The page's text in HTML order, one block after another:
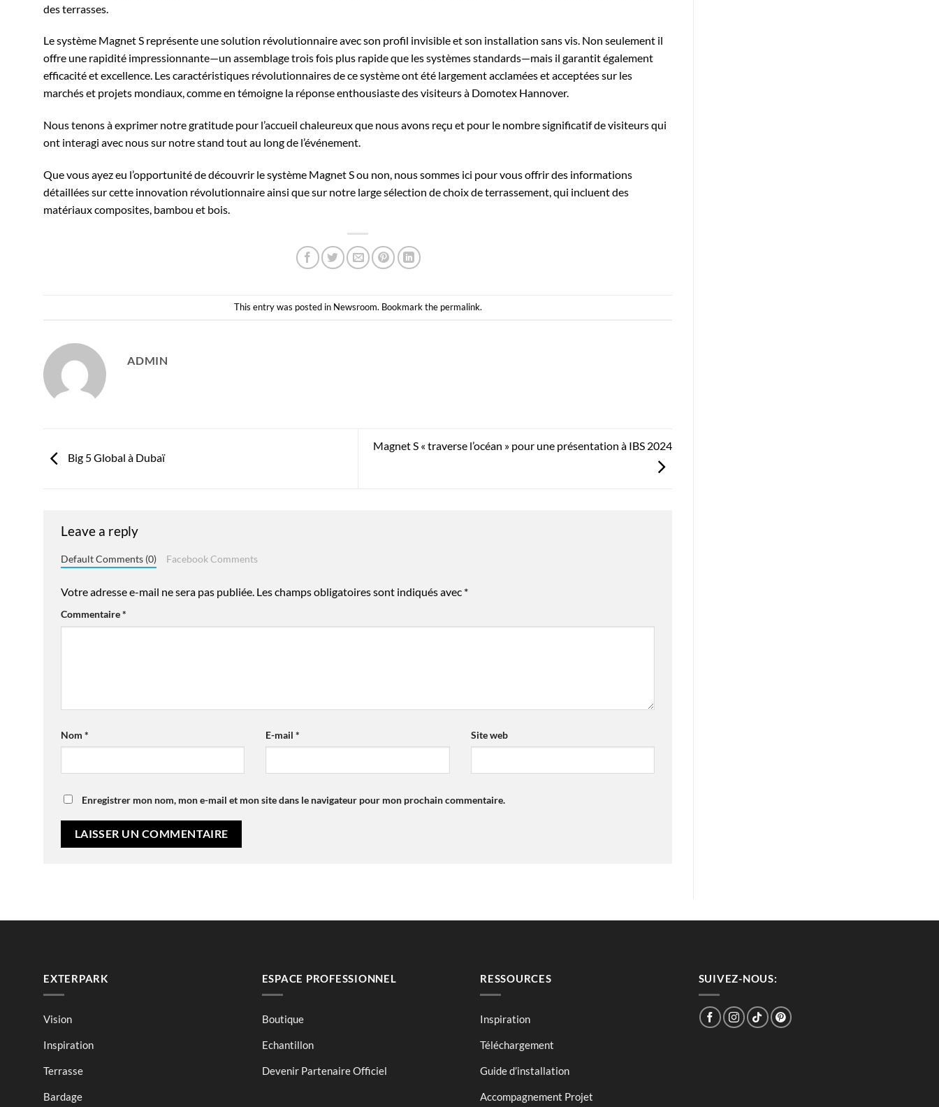
des terrasses.
Le système Magnet S représente une solution révolutionnaire avec son profil invisible et son installation sans vis. Non seulement il
offre une rapidité impressionnante—un assemblage trois fois plus rapide que les systèmes standards—mais il garantit également
efficacité et excellence. Les caractéristiques révolutionnaires de ce système ont été largement acclamées et acceptées sur les
marchés et projets mondiaux, comme en témoigne la réponse enthousiaste des visiteurs à Domotex Hannover.
Nous tenons à exprimer notre gratitude pour l’accueil chaleureux que nous avons reçu et pour le nombre significatif de visiteurs qui
ont interagi avec nous sur notre stand tout au long de l’événement.
Que vous ayez eu l’opportunité de découvrir le système Magnet S ou non, nous sommes ici pour vous offrir des informations
détaillées sur cette innovation révolutionnaire ainsi que sur notre large sélection de choix de terrassement, qui incluent des
matériaux composites, bambou et bois.
This entry was posted in Newsroom. Bookmark the permalink.
ADMIN
Big 5 Global à Dubaï
Magnet S « traverse l’océan » pour une présentation à IBS 2024
Leave a reply
Default Comments (0) Facebook Comments
Votre adresse e-mail ne sera pas publiée. Les champs obligatoires sont indiqués avec *
Commentaire*
Nom * E-mail* Site web
Enregistrer mon nom, mon e-mail et mon site dans le navigateur pour mon prochain commentaire.
EXTERPARK
Vision
Inspiration
Terrasse
Bardage
ESPACE PROFESSIONNEL
Boutique
Echantillon
Devenir Partenaire Officiel
RESSOURCES
Inspiration
Téléchargement
Guide d’installation
Accompagnement Projet
SUIVEZ-NOUS: